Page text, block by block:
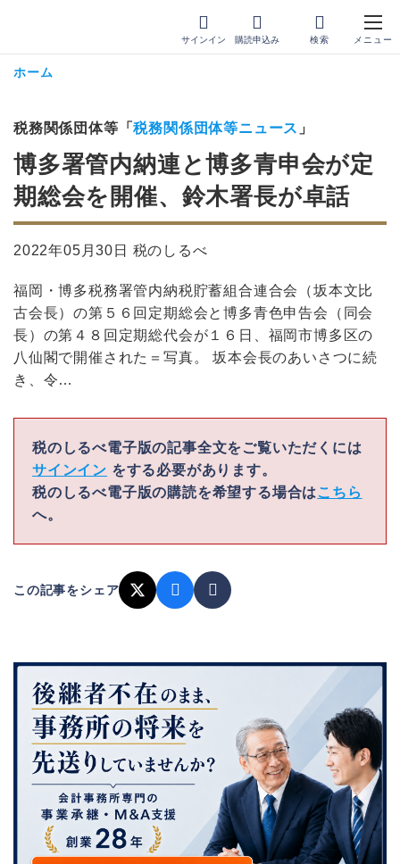
サインイン 購読申込み
ホーム
税務関係団体等「税務関係団体等ニュース 」
博多署管内納連と博多青申会が定
期総会を開催、鈴木署長が卓話
2022年05月30日 税のしるべ
福岡・博多税務署管内納税貯蓄組合連合会（坂本文比
古会長）の第５６回定期総会と博多青色申告会（同会
長）の第４８回定期総代会が１６日、福岡市博多区の
八仙閣で開催された＝写真。 坂本会長のあいさつに続
き、令…
税のしるべ電子版の記事全文をご覧いただくには
サインイン をする必要があります。
税のしるべ電子版の購読を希望する場合は こちら
へ。
この記事をシェア